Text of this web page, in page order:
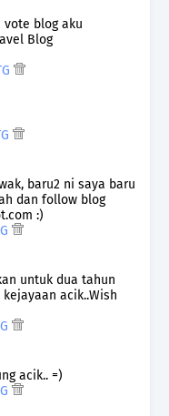
vote blog aku
Blog
baru2 ni saya baru
dan follow blog
:)
untuk dua tahun
acik..Wish
acik.. =)